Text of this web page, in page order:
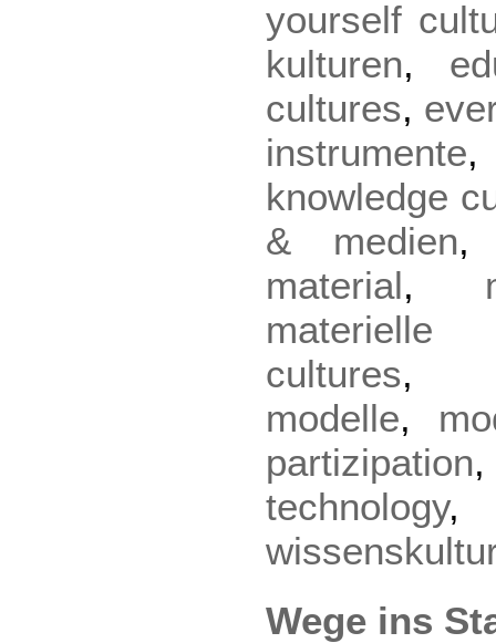
yourself
kulturen,
cultures,
instrumente
knowledge
& medien
material,
materielle
cultures
modelle,
partizipation
technology
Wege ins